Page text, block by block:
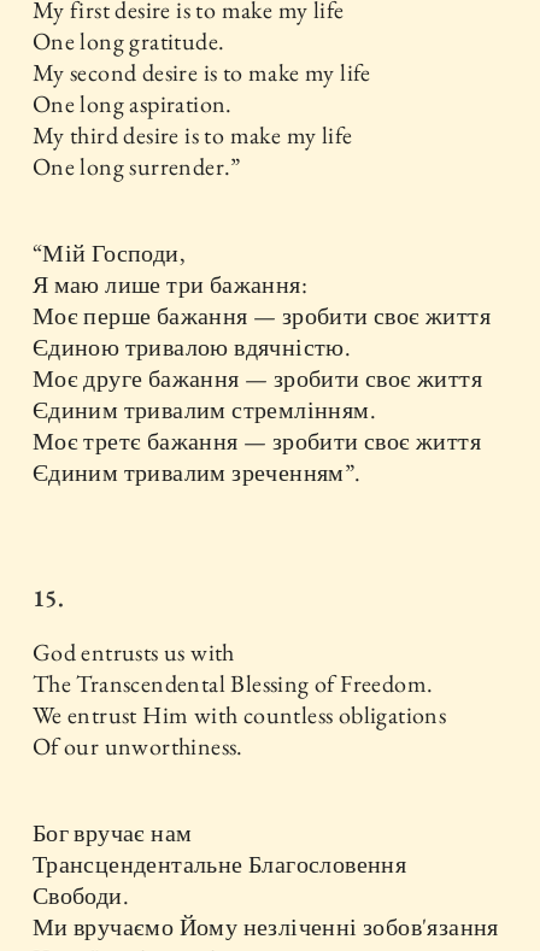
My first desire is to make my life
One long gratitude.
My second desire is to make my life
One long aspiration.
My third desire is to make my life
One long surrender.”
“Мій Господи,
Я маю лише три бажання:
Моє перше бажання — зробити своє життя
Єдиною тривалою вдячністю.
Моє друге бажання — зробити своє життя
Єдиним тривалим стремлінням.
Моє третє бажання — зробити своє життя
Єдиним тривалим зреченням”.
15.
God entrusts us with
The Transcendental Blessing of Freedom.
We entrust Him with countless obligations
Of our unworthiness.
Бог вручає нам
Трансцендентальне Благословення
Свободи.
Ми вручаємо Йому незліченні зобов'язання